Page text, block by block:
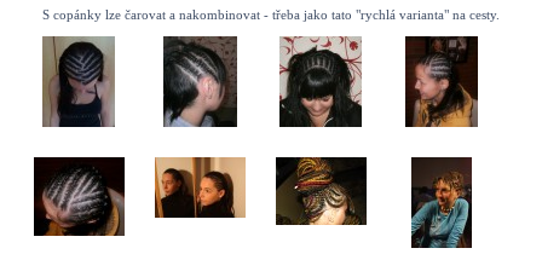
S copánky lze čarovat a nakombinovat - třeba jako tato "rychlá varianta" na cesty.